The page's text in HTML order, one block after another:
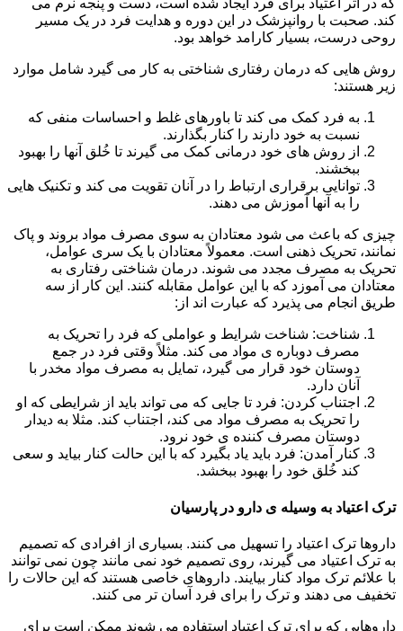
که در اثر اعتیاد برای فرد ایجاد شده است، دست و پنجه نرم می
کند. صحبت با روانپزشک در این دوره و هدایت فرد در یک مسیر
روحی درست، بسیار کارامد خواهد بود.
روش هایی که درمان رفتاری شناختی به کار می گیرد شامل موارد
زیر هستند:
به فرد کمک می کند تا باورهای غلط و احساسات منفی که
نسبت به خود دارند را کنار بگذارند.
از روش های خود درمانی کمک می گیرند تا خُلق آنها را بهبود
ببخشند.
توانایی برقراری ارتباط را در آنان تقویت می کند و تکنیک هایی
را به آنها آموزش می دهند.
چیزی که باعث می شود معتادان به سوی مصرف مواد بروند و پاک
نمانند، تحریک ذهنی است. معمولاً معتادان با یک سری عوامل،
تحریک به مصرف مجدد می شوند. درمان شناختی رفتاری به
معتادان می آموزد که با این عوامل مقابله کنند. این کار از سه
طریق انجام می پذیرد که عبارت اند از:
شناخت: شناخت شرایط و عواملی که فرد را تحریک به
مصرف دوباره ی مواد می کند. مثلاً وقتی فرد در جمع
دوستان خود قرار می گیرد، تمایل به مصرف مواد مخدر با
آنان دارد.
اجتناب کردن: فرد تا جایی که می تواند باید از شرایطی که او
را تحریک به مصرف مواد می کند، اجتناب کند. مثلا به دیدار
دوستان مصرف کننده ی خود نرود.
کنار آمدن: فرد باید یاد بگیرد که با این حالت کنار بیاید و سعی
کند خُلق خود را بهبود ببخشد.
ترک اعتیاد به وسیله ی دارو در پارسیان
داروها ترک اعتیاد را تسهیل می کنند. بسیاری از افرادی که تصمیم
به ترک اعتیاد می گیرند، روی تصمیم خود نمی مانند چون نمی توانند
با علائم ترک مواد کنار بیایند. داروهای خاصی هستند که این حالات را
تخفیف می دهند و ترک را برای فرد آسان تر می کنند.
داروهایی که برای ترک اعتیاد استفاده می شوند ممکن است برای